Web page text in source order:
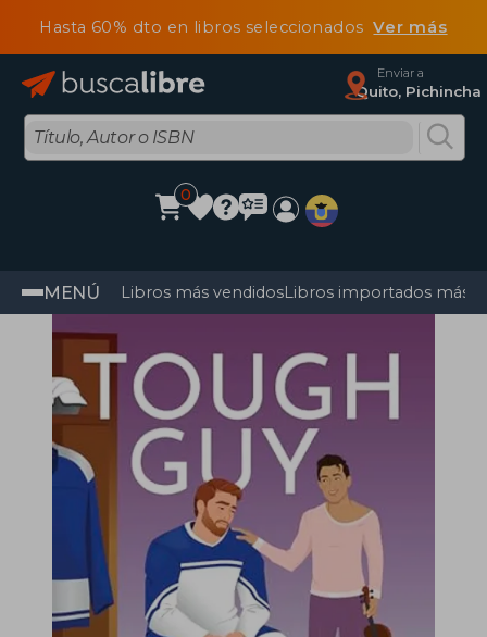
Hasta 60% dto en libros seleccionadosVer más
Enviar a
Quito, Pichincha
0
MENÚ Libros más vendidosLibros importados más